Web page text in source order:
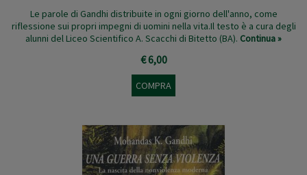
Le parole di Gandhi distribuite in ogni giorno dell'anno, come
riflessione sui propri impegni di uomini nella vita.Il testo è a cura degli
alunni del Liceo Scientifico A. Scacchi di Bitetto (BA). Continua »
€ 6,00
COMPRA